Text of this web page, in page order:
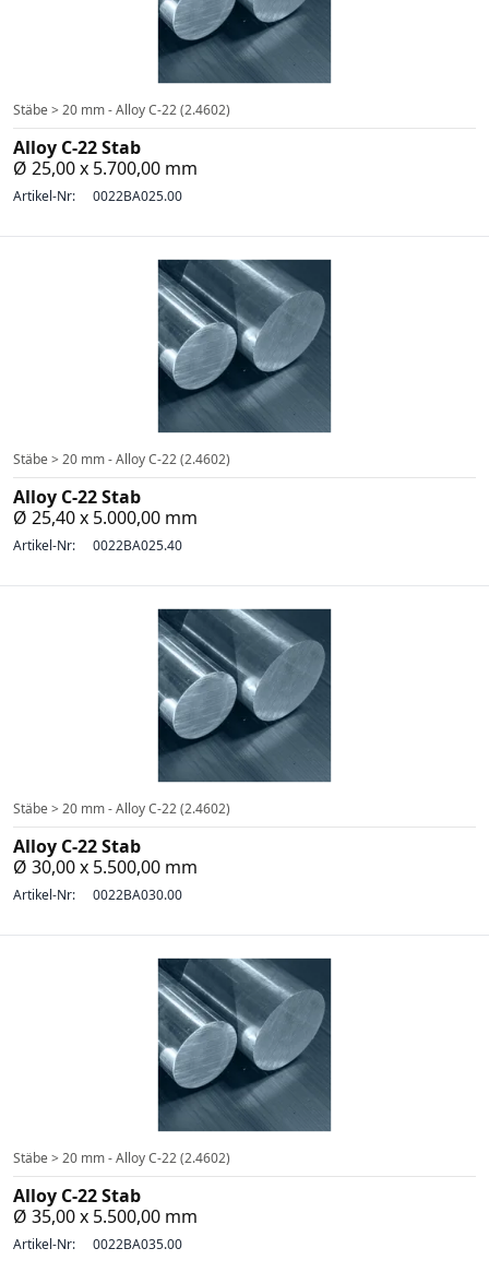
Stäbe > 20 mm - Alloy C-22 (2.4602)
Alloy C-22 Stab
Ø 25,00 x 5.700,00 mm
Artikel-Nr: 0022BA025.00
Stäbe > 20 mm - Alloy C-22 (2.4602)
Alloy C-22 Stab
Ø 25,40 x 5.000,00 mm
Artikel-Nr: 0022BA025.40
Stäbe > 20 mm - Alloy C-22 (2.4602)
Alloy C-22 Stab
Ø 30,00 x 5.500,00 mm
Artikel-Nr: 0022BA030.00
Stäbe > 20 mm - Alloy C-22 (2.4602)
Alloy C-22 Stab
Ø 35,00 x 5.500,00 mm
Artikel-Nr: 0022BA035.00